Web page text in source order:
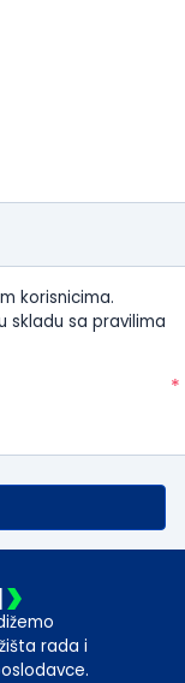
korisnicima.
skladu sa pravilima
*
rada i